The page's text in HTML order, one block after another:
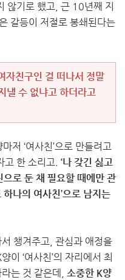
않기로 했고, 근 10년째 지
갈등이 저절로 봉쇄된다는
자친구인 걸 떠나서 정말
낼 수 없냐고 하더라고
저 ‘여사친’으로 만들려고
고 한 소리고. ‘나 갖긴 싫고
으로 둔 채 필요할 때에만 관
나의 여사친’으로 남지는
챙겨주고, 관심과 애정을
이 ‘여사친’의 자리에서 최
는 것 같은데, 소중한 K양